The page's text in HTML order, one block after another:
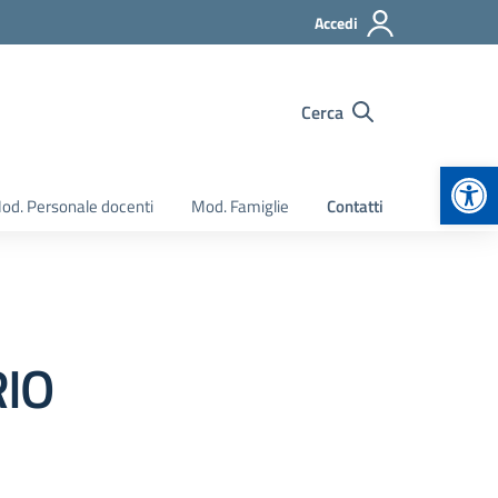
Accedi
Cerca
Personale docenti Mod. Famiglie Contatti